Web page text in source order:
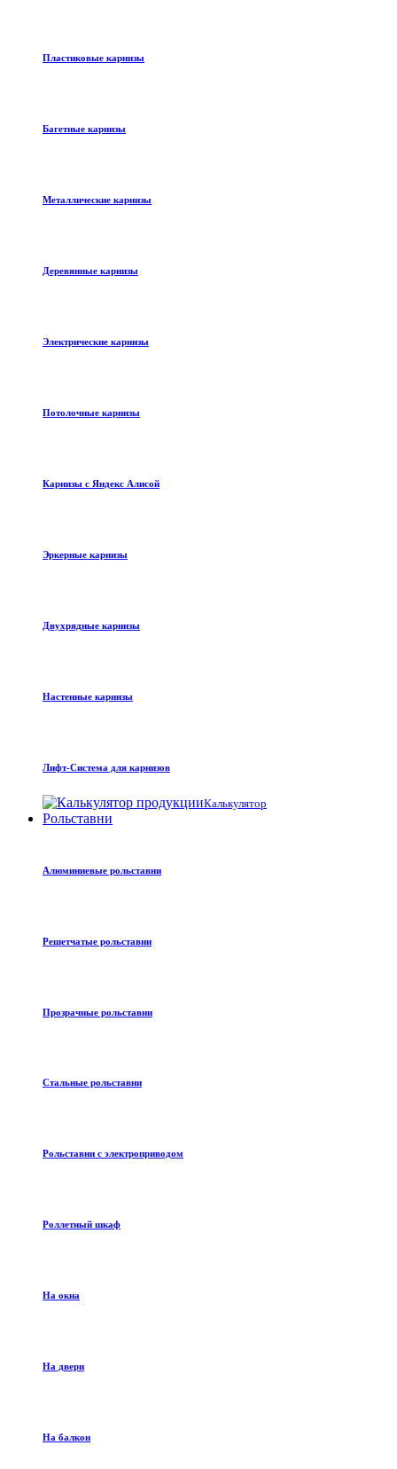
Пластиковые карнизы
Багетные карнизы
Металлические карнизы
Деревянные карнизы
Электрические карнизы
Потолочные карнизы
Карнизы с Яндекс Алисой
Эркерные карнизы
Двухрядные карнизы
Настенные карнизы
Лифт-Система для карнизов
Калькулятор
Рольставни
Алюминиевые рольставни
Решетчатые рольставни
Прозрачные рольставни
Стальные рольставни
Рольставни с электроприводом
Роллетный шкаф
На окна
На двери
На балкон